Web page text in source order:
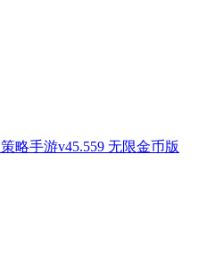
略手游v45.559 无限金币版